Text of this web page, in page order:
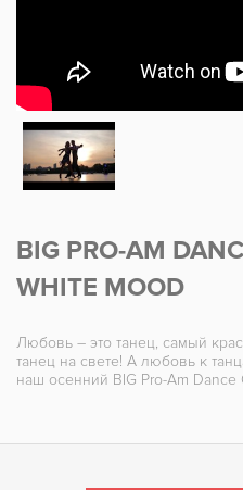
BIG PRO-AM
WHITE MOOD
Любовь – это танец, самый
танец на свете! А любовь к
наш осенний BIG Pro-Am Dance